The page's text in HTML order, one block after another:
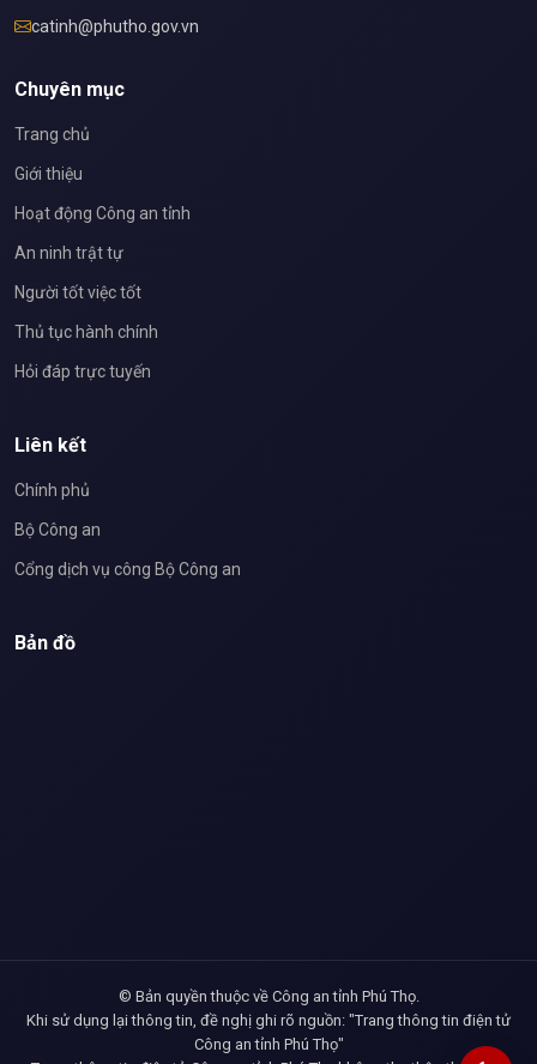
catinh@phutho.gov.vn
Chuyên mục
Trang chủ
Giới thiệu
Hoạt động Công an tỉnh
An ninh trật tự
Người tốt việc tốt
Thủ tục hành chính
Hỏi đáp trực tuyến
Liên kết
Chính phủ
Bộ Công an
Cổng dịch vụ công Bộ Công an
Bản đồ
© Bản quyền thuộc về Công an tỉnh Phú Thọ.
Khi sử dụng lại thông tin, đề nghị ghi rõ nguồn: "Trang thông tin điện tử
Công an tỉnh Phú Thọ"